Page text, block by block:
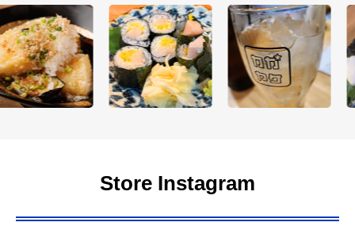
Store Instagram